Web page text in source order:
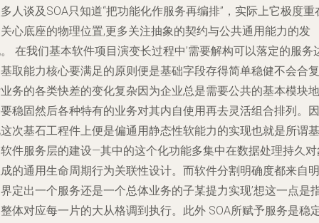
人谈及SOA只知道“把功能化作服务再编排”，实际上它极度重
心底座的物理位置,更多关注抽象的契约与公共通用能力的发
在我们基本软件项目演变长过程中’需要解构可以落定的服务
取能力核心要满足的原则便是基础字段存得简单稳健不会合复
务的各类快差的变化复杂因为企业总是需要公共的基本模块地
稳固然后各种特有的业务对其内自使用再去灵活组合排列。因
次基石工程件上便是偏通用静态性软能力的实现也就是所谓基
件服务层的建设—其中的这个化功能多集中在数据处理持久
的通用生命周期行为关联性设计。而软件分割明确度都来自明
定出一个服务还是一个总体业务的子某提力实现’想这一点是
体对应每一片的大从格调到执行。此外 SOA所赋予服务是稳